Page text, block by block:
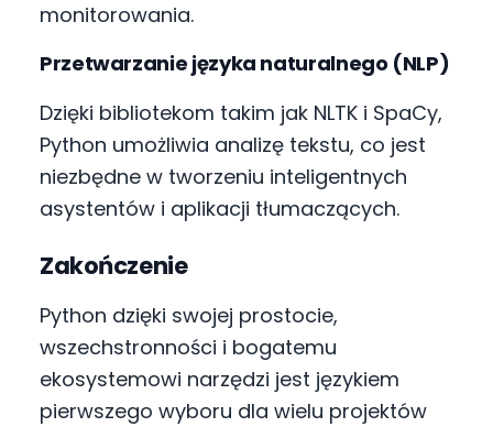
monitorowania.
Przetwarzanie języka naturalnego (NLP)
Dzięki bibliotekom takim jak NLTK i SpaCy,
Python umożliwia analizę tekstu, co jest
niezbędne w tworzeniu inteligentnych
asystentów i aplikacji tłumaczących.
Zakończenie
Python dzięki swojej prostocie,
wszechstronności i bogatemu
ekosystemowi narzędzi jest językiem
pierwszego wyboru dla wielu projektów